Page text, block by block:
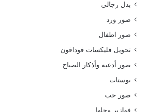
بدل رجالي
صور ورد
صور اطفال
تحويل فليكسات فودافون
صور أدعية وأذكار الصباح
بوستات
صور حب
فوازير وحلها